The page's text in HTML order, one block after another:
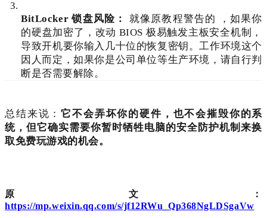
BitLocker 锁盘风险： 就像原教程警告的
，如果你
的硬盘加密了，改动 BIOS 极易触发主板安全机制，
导致开机要你输入几十位的恢复密钥。工作环境这个
因人而定，如果你是公司单位等生产环境，请自行判
断是否需要解除。
总结来说：它不会弄坏你的硬件，也不会摧毁你的系
统，但它确实需要你暂时牺牲电脑的安全防护机制来换
取免费玩游戏的机会。
原文：
https://mp.weixin.qq.com/s/jf12RWu_Qp368NgLDSgaVw